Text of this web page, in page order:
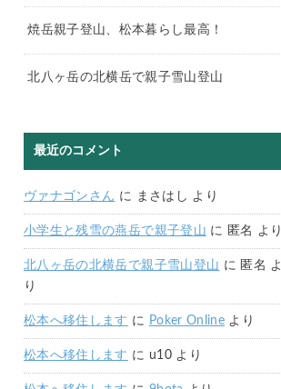
焼岳親子登山、松本暮らし最高！
北八ヶ岳の北横岳で親子雪山登山
最近のコメント
ヴァナゴンさん に まさはし より
小学生と残雪の燕岳で親子登山 に 匿名 より
北八ヶ岳の北横岳で親子雪山登山 に 匿名 よ
り
松本へ移住します に Poker Online より
松本へ移住します に u10より